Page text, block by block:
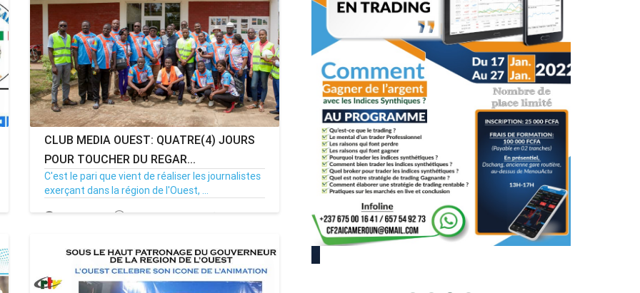
CLUB MEDIA OUEST: QUATRE(4) JOURS
POUR TOUCHER DU REGAR...
C'est le pari que vient de réaliser les journalistes
exerçant dans la région de l'Ouest, ...
06/06/22 Par MenouActu 0